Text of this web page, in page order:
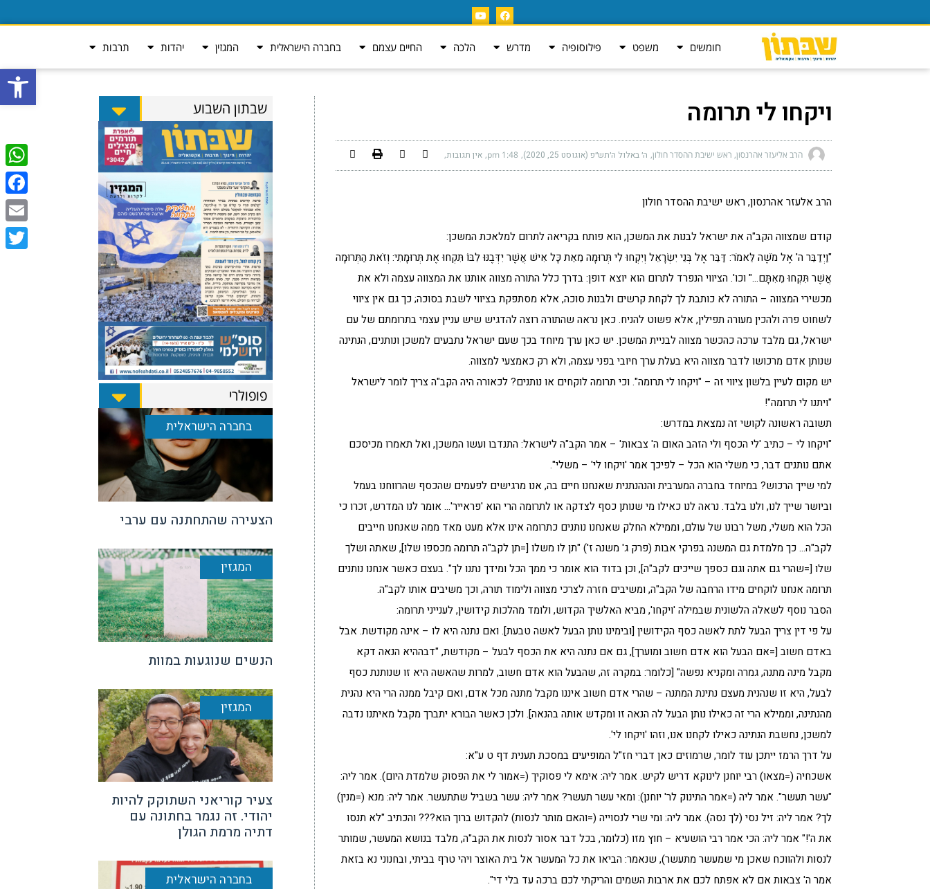
פתח
חומשים משפט פילוסופיה מדרש הלכה החיים עצמם בחברה הישראלית המגזין יהדות תרבות
ויקחו לי תרומה
הרב אליעזר אהרנסון, ראש ישיבת ההסדר חולון ה׳ באלול ה׳תש״פ (אוגוסט 25, 2020) 1:48 pm אין תגובות
הרב אלעזר אהרנסון, ראש ישיבת ההסדר חולון
קודם שמצווה הקב"ה את ישראל לבנות את המשכן, הוא פותח בקריאה לתרום למלאכת המשכן:
"וַיְדַבֵּר ה' אֶל מֹשֶׁה לֵּאמֹר: דַּבֵּר אֶל בְּנֵי יִשְׂרָאֵל וְיִקְחוּ לִי תְּרוּמָה מֵאֵת כָּל אִישׁ אֲשֶׁר יִדְּבֶנּוּ לִבּוֹ תִּקְחוּ אֶת תְּרוּמָתִי: וְזֹאת הַתְּרוּמָה
אֲשֶׁר תִּקְחוּ מֵאִתָּם…" וכו'. הציווי הנפרד לתרום הוא יוצא דופן: בדרך כלל התורה מצווה אותנו את המצווה עצמה ולא את
מכשירי המצווה – התורה לא כותבת לך לקחת קרשים ולבנות סוכה, אלא מסתפקת בציווי לשבת בסוכה; כך גם אין ציווי
לשחוט פרה ולהכין מעורה תפילין, אלא פשוט להניח. כאן נראה שהתורה רוצה להדגיש שיש עניין עצמי בתרומתם של עם
ישראל, גם מלבד ערכה כהכשר מצווה לבניית המשכן. יש כאן ערך מיוחד בכך שעם ישראל נתבעים למשכן ונותנים, הנתינה
שנותן אדם מרכושו לדבר מצווה היא בעלת ערך חיובי בפני עצמה, ולא רק כאמצעי למצווה.
יש מקום לעיין בלשון ציווי זה – "ויקחו לי תרומה". וכי תרומה לוקחים או נותנים? לכאורה היה הקב"ה צריך לומר לישראל
"ויתנו לי תרומה"!
תשובה ראשונה לקושי זה נמצאת במדרש:
"ויקחו לי – כתיב 'לי הכסף ולי הזהב האום ה' צבאות' – אמר הקב"ה לישראל: התנדבו ועשו המשכן, ואל תאמרו מכיסכם
אתם נותנים דבר, כי משלי הוא הכל – לפיכך אמר 'ויקחו לי' – משלי".
למי שייך הרכוש? במיוחד בחברה המערבית והנהנתנית שאנחנו חיים בה, אנו מרגישים לפעמים שהכסף שהרווחנו בעמל
וביושר שייך לנו, ולנו בלבד. נראה לנו כאילו מי שנותן כסף לצדקה או לתרומה הרי הוא 'פראייר'… אומר לנו המדרש, זכרו כי
הכל הוא משלי, משל רבונו של עולם, וממילא החלק שאנחנו נותנים כתרומה אינו אלא מעט מאד ממה שאנחנו חייבים
לקב"ה… כך מלמדת גם המשנה בפרקי אבות (פרק ג' משנה ז') "תן לו משלו [=תן לקב"ה תרומה מכספו שלו], שאתה ושלך
שלו [=שהרי גם אתה וגם כספך שייכים לקב"ה], וכן בדוד הוא אומר כי ממך הכל ומידך נתנו לך". בעצם כאשר אנחנו נותנים
תרומה אנחנו לוקחים מידו הרחבה של הקב"ה, ומשיבים חזרה לצרכי מצווה ולימוד תורה, וכך משיבים אותו לקב"ה.
הסבר נוסף לשאלה הלשונית שבמילה 'ויקחו', מביא האלשיך הקדוש, ולומד מהלכות קידושין, לענייני תרומה:
על פי דין צריך הבעל לתת לאשה כסף הקידושין [ובימינו נותן הבעל לאשה טבעת]. ואם נתנה היא לו – אינה מקודשת. אבל
באדם חשוב [=אם הבעל הוא אדם חשוב ומוערך], גם אם נתנה היא את הכסף לבעל – מקודשת, "דבההיא הנאה דקא
מקבל מינה מתנה, גמרה ומקניא נפשה" [כלומר: במקרה זה, שהבעל הוא אדם חשוב, למרות שהאשה היא זו שנותנת כסף
לבעל, היא זו שנהנית מעצם נתינת המתנה – שהרי אדם חשוב איננו מקבל מתנה מכל אדם, ואם קיבל ממנה הרי היא נהנית
מהנתינה, וממילא הרי זה כאילו נותן הבעל לה הנאה זו ומקדש אותה בהנאה]. ולכן כאשר הבורא יתברך מקבל מאיתנו נדבה
למשכן, נחשבת הנתינה כאילו לקחנו אנו, וזהו 'ויקחו לי'.
על דרך הרמז ייתכן עוד לומר, שרמוזים כאן דברי חז"ל המופיעים במסכת תענית דף ט ע"א:
אשכחיה (=מצאו) רבי יוחנן לינוקא דריש לקיש. אמר ליה: אימא לי פסוקיך (=אמור לי את הפסוק שלמדת היום). אמר ליה:
"עשר תעשר". אמר ליה (=אמר התינוק לר' יוחנן): ומאי עשר תעשר? אמר ליה: עשר בשביל שתתעשר. אמר ליה: מנא (=מנין)
לך? אמר ליה: זיל נסי (לך נסה). אמר ליה: ומי שרי לנסוייה (=והאם מותר לנסות) להקדוש ברוך הוא??? והכתיב "לא תנסו
את ה'!" אמר ליה: הכי אמר רבי הושעיא – חוץ מזו (כלומר, בכל דבר אסור לנסות את הקב"ה, מלבד בנושא המעשר, שמותר
לנסות ולהווכח שאכן מי שמעשר מתעשר), שנאמר: הביאו את כל המעשר אל בית האוצר ויהי טרף בביתי, ובחנוני נא בזאת
אמר ה' צבאות אם לא אפתח לכם את ארבות השמים והריקתי לכם ברכה עד בלי די".
שבתון השבוע
פופולרי
בחברה הישראלית
הצעירה שהתחתנה עם ערבי
המגזין
הנשים שנוגעות במוות
המגזין
צעיר קוריאני השתוקק להיות
יהודי. זה נגמר בחתונה עם
דתיה מרמת הגולן
בחברה הישראלית
Email